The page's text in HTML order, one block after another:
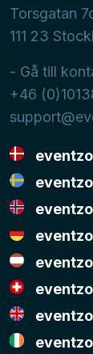
Torsgatan
111 23
- Gå till
+46